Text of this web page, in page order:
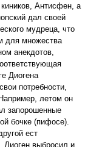
Антисфен, а
дал своей
мудреца, что
для множества
анекдотов,
Диогена
потребности,
летом он
запорошенные
бочке (пифосе).
ест
Диоген выбросил и